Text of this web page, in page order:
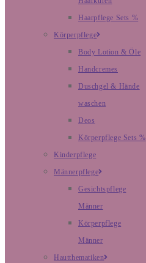
Haarpflege Sets %
Körperpflege
Body Lotion & Öle
Handcremes
Duschgel & Hände
waschen
Deos
Körperpflege Sets %
Kinderpflege
Männerpflege
Gesichtspflege
Männer
Körperpflege
Männer
Hautthematiken